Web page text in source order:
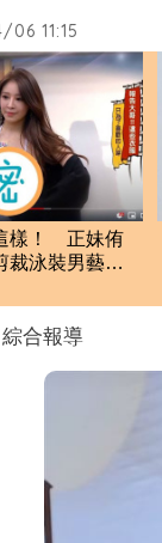
11:15
樣！ 正妹侑
裁泳裝男藝人
合報導